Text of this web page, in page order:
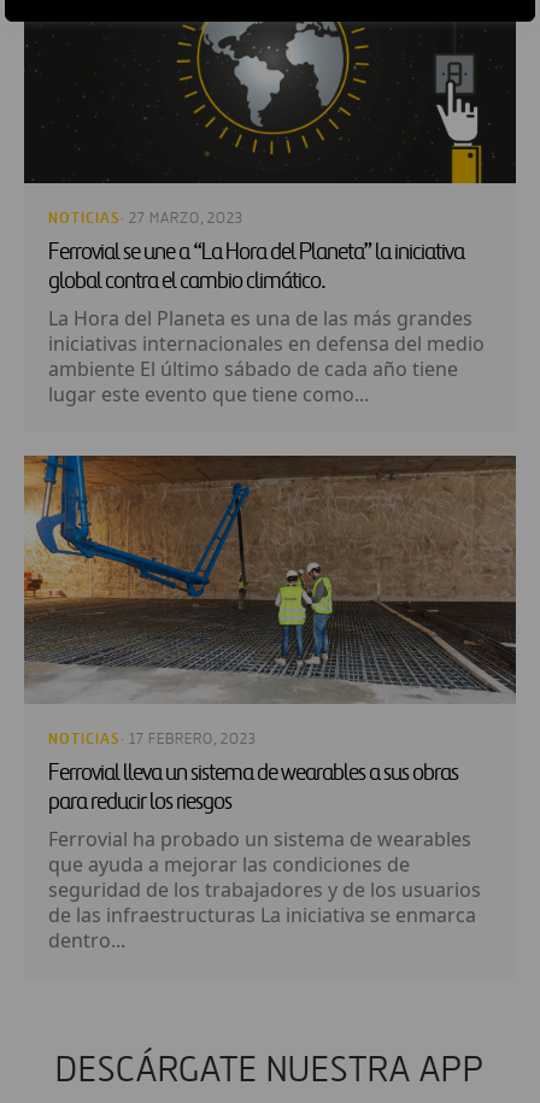
NOTICIAS · 27 MARZO, 2023
Ferrovial se une a “La Hora del Planeta” la iniciativa
global contra el cambio climático.
La Hora del Planeta es una de las más grandes
iniciativas internacionales en defensa del medio
ambiente El último sábado de cada año tiene
lugar este evento que tiene como...
NOTICIAS · 17 FEBRERO, 2023
Ferrovial lleva un sistema de wearables a sus obras
para reducir los riesgos
Ferrovial ha probado un sistema de wearables
que ayuda a mejorar las condiciones de
seguridad de los trabajadores y de los usuarios
de las infraestructuras La iniciativa se enmarca
dentro...
DESCÁRGATE NUESTRA APP